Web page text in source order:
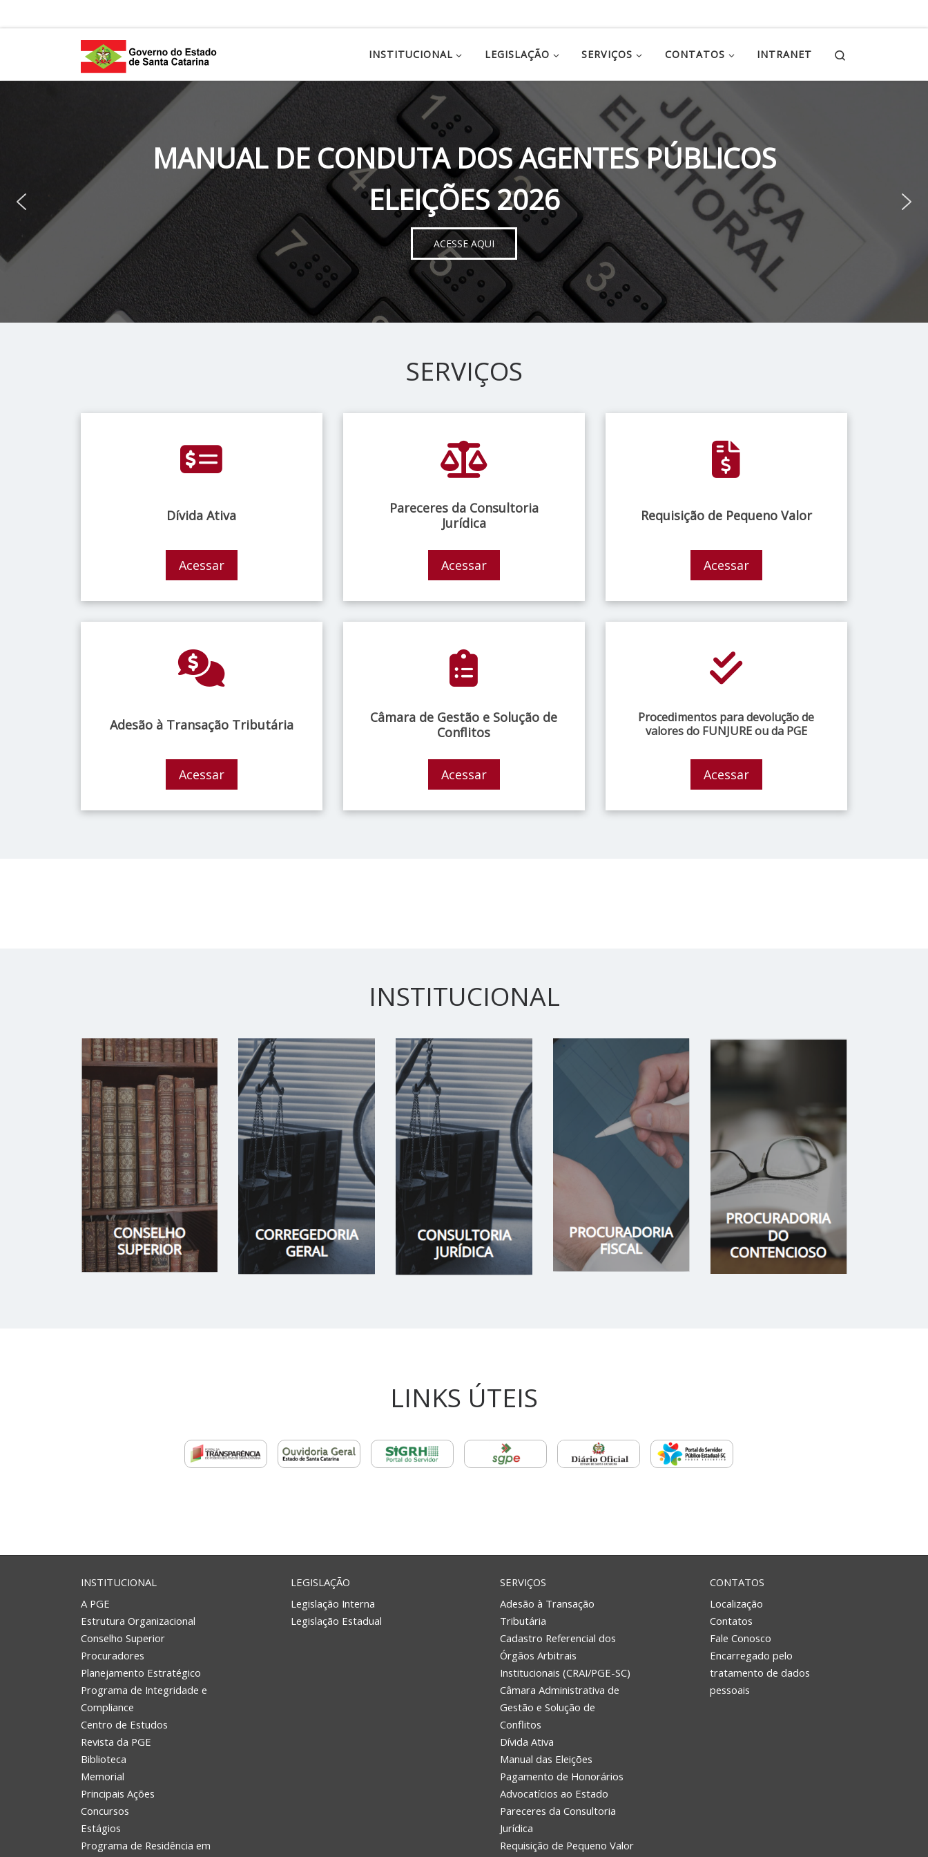
INSTITUCIONAL LEGISLAÇÃO SERVIÇOS CONTATOS INTRANET
MANUAL DE CONDUTA DOS AGENTES PÚBLICOS
ELEIÇÕES 2026
ACESSE AQUI
SERVIÇOS
Dívida Ativa
Acessar
Pareceres da Consultoria
Jurídica
Acessar
Requisição de Pequeno Valor
Acessar
Adesão à Transação Tributária
Acessar
Câmara de Gestão e Solução de
Conflitos
Acessar
Procedimentos para devolução de
valores do FUNJURE ou da PGE
Acessar
INSTITUCIONAL
LINKS ÚTEIS
INSTITUCIONAL
A PGE
Estrutura Organizacional
Conselho Superior
Procuradores
Planejamento Estratégico
Programa de Integridade e
Compliance
Centro de Estudos
Revista da PGE
Biblioteca
Memorial
Principais Ações
Concursos
Estágios
Programa de Residência em
LEGISLAÇÃO
Legislação Interna
Legislação Estadual
SERVIÇOS
Adesão à Transação
Tributária
Cadastro Referencial dos
Órgãos Arbitrais
Institucionais (CRAI/PGE-SC)
Câmara Administrativa de
Gestão e Solução de
Conflitos
Dívida Ativa
Manual das Eleições
Pagamento de Honorários
Advocatícios ao Estado
Pareceres da Consultoria
Jurídica
Requisição de Pequeno Valor
CONTATOS
Localização
Contatos
Fale Conosco
Encarregado pelo
tratamento de dados
pessoais